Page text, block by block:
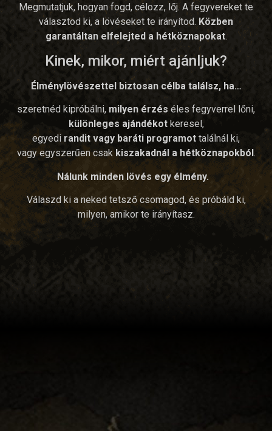
Megmutatjuk, hogyan fogd, célozz, lőj. A fegyvereket te
választod ki, a lövéseket te irányítod. Közben
garantáltan elfelejted a hétköznapokat.
Kinek, mikor, miért ajánljuk?
Élménylövészettel biztosan célba találsz, ha…
szeretnéd kipróbálni, milyen érzés éles fegyverrel lőni,
különleges ajándékotkeresel,
egyedi randit vagy baráti programot találnál ki,
vagy egyszerűen csak kiszakadnál a hétköznapokból .
Nálunk minden lövés egy élmény.
Válaszd ki a neked tetsző csomagod, és próbáld ki,
milyen, amikor te irányítasz.